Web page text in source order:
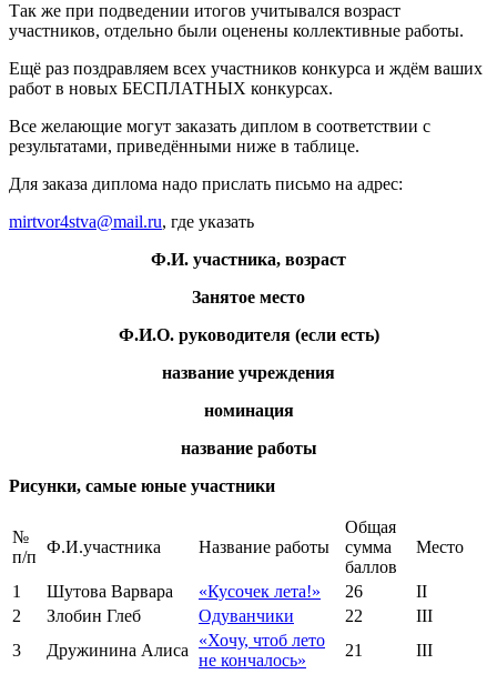
Так же при подведении итогов учитывался возраст
участников, отдельно были оценены коллективные работы.
Ещё раз поздравляем всех участников конкурса и ждём ваших
работ в новых БЕСПЛАТНЫХ конкурсах.
Все желающие могут заказать диплом в соответствии с
результатами, приведёнными ниже в таблице.
Для заказа диплома надо прислать письмо на адрес:
mirtvor4stva@mail.ru, где указать
Ф.И. участника, возраст
Занятое место
Ф.И.О. руководителя (если есть)
название учреждения
номинация
название работы
Рисунки, самые юные участники
№
п/п
Ф.И.участника Название работы
Общая
сумма
баллов
Место
1 Шутова Варвара «Кусочек лета!» 26
II
2
Злобин Глеб Одуванчики 22
III
3
Дружинина Алиса
«Хочу, чтоб лето
не кончалось»
21 III